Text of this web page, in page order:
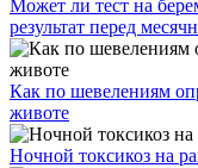
Может ли тест на
результат перед
Как по шевелениям
животе
Ночной токсикоз на